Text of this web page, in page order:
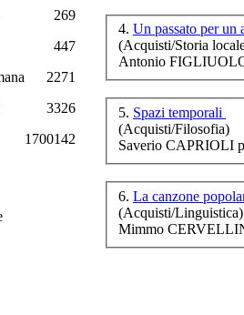
269
447
2271
3326
1700142
4. Un passato per un
(Acquisti/Storia
Antonio
5. Spazi temporali
(Acquisti/Filosofia)
Saverio CAPRIOLI
6. La canzone
(Acquisti/Linguistica)
Mimmo